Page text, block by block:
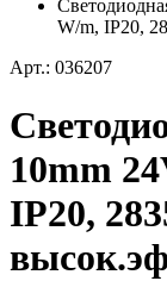
W/m, IP20,
Арт.: 036207
10mm
IP20,